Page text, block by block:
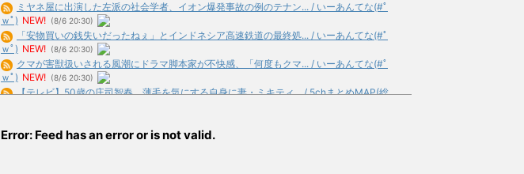
ミヤネ屋に出演した左派の社会学者、イオン爆発事故の例のテナン... / いーあんてな(#ﾟ
ｗﾟ) NEW! (8/6 20:30)
「安物買いの銭失いだったねぇ」とインドネシア高速鉄道の最終処... / いーあんてな(#ﾟ
ｗﾟ) NEW! (8/6 20:30)
クマが害獣扱いされる風潮にドラマ脚本家が不快感、「何度もクマ... / いーあんてな(#ﾟ
ｗﾟ) NEW! (8/6 20:30)
【テレビ】50歳の庄司智春、薄毛を気にする自身に妻・ミキティ... / 5chまとめMAP(総
(8/6 20:19)
Error: Feed has an error or is not valid.